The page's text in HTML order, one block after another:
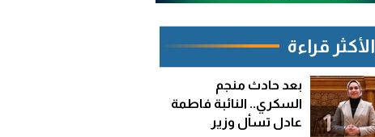
الأكثر قراءة
1
بعد حادث منجم
السكري.. النائبة فاطمة
عادل تسأل وزير